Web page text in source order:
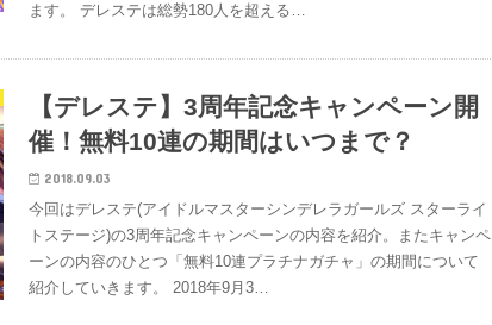
ます。 デレステは総勢180人を超える…
【デレステ】3周年記念キャンペーン開
催！無料10連の期間はいつまで？
2018.09.03
今回はデレステ(アイドルマスターシンデレラガールズ スターライ
トステージ)の3周年記念キャンペーンの内容を紹介。またキャンペ
ーンの内容のひとつ「無料10連プラチナガチャ」の期間について
紹介していきます。 2018年9月3…